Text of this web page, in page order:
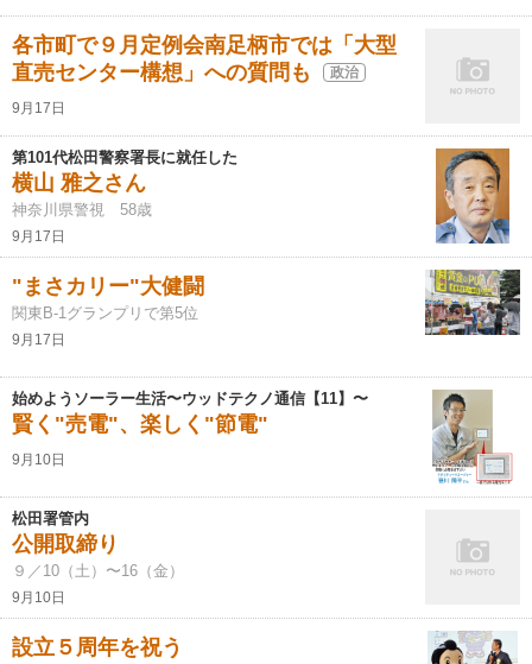
各市町で９月定例会南足柄市では「大型
直売センター構想」への質問も
政治
9月17日
第101代松田警察署長に就任した
横山 雅之さん
神奈川県警視 58歳
9月17日
"まさカリー"大健闘
関東B-1グランプリで第5位
9月17日
始めようソーラー生活〜ウッドテクノ通信【11】〜
賢く"売電"、楽しく"節電"
9月10日
松田署管内
公開取締り
９／10（土）〜16（金）
9月10日
設立５周年を祝う